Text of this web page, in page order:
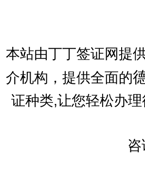
本站由丁丁签证网提
介机构，提供全面的
证种类,让您轻松办